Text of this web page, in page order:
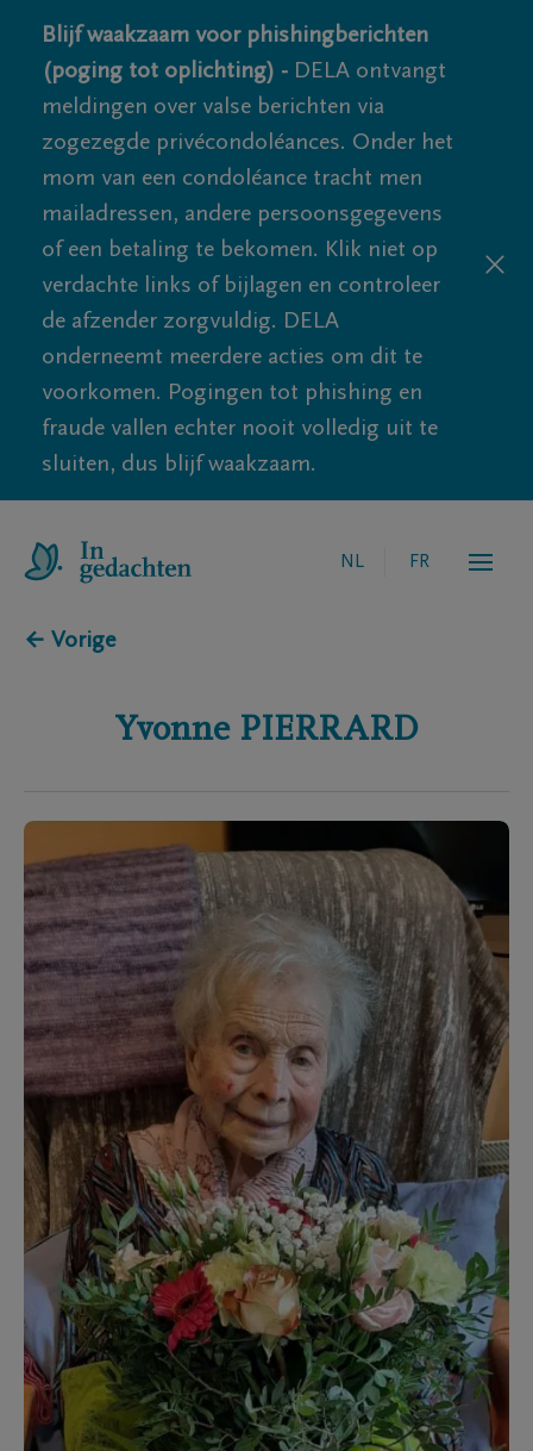
Blijf waakzaam voor phishingberichten
(poging tot oplichting) - DELA ontvangt
meldingen over valse berichten via
zogezegde privécondoléances. Onder het
mom van een condoléance tracht men
mailadressen, andere persoonsgegevens
of een betaling te bekomen. Klik niet op
verdachte links of bijlagen en controleer
de afzender zorgvuldig. DELA
onderneemt meerdere acties om dit te
voorkomen. Pogingen tot phishing en
fraude vallen echter nooit volledig uit te
sluiten, dus blijf waakzaam.
NL FR
← Vorige
Yvonne PIERRARD